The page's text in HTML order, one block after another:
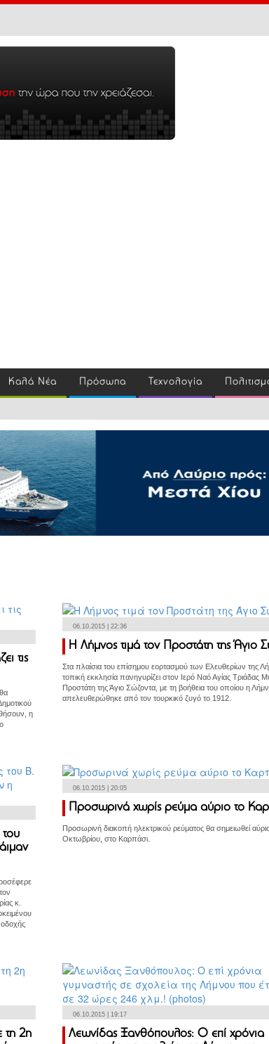
Καλά Νέα Πρόσωπα Τεχνολογία
τις
η
06.10.2015 | 22:36
Η Λήμνος τιμά τον Προστάτη της Άγιο
Στα πλαίσια του επίσημου εορτασμού των Ελευθερίων της
τοπική εκκλησία πανηγυρίζει στον Ιερό Ναό Αγίας Τριάδας
Προστάτη της Άγιο Σώζοντα, με τη βοήθεια του οποίου η
απελευθερώθηκε από τον τουρκικό ζυγό το 1912.
κ.
06.10.2015 | 20:05
Προσωρινά χωρίς ρεύμα αύριο το
Προσωρινή διακοπή ηλεκτρικού ρεύματος θα σημειωθεί
Οκτωβρίου, στο Καρπάσι.
τη 2η
06.10.2015 | 19:17
Λεωνίδας Ξανθόπουλος: Ο επί χρόνια